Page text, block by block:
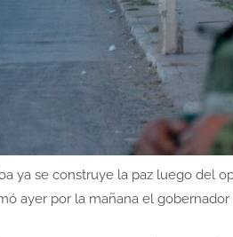
ya se construye la paz luego del
ayer por la mañana el